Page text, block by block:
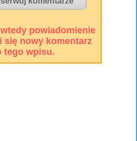
powiadomienie
się nowy komentarz
tego wpisu.